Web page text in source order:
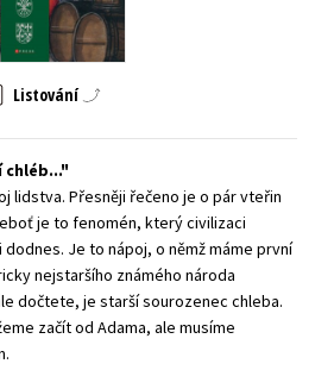
literatura
tituly
Listování
chléb...
lidstva. Přesněji řečeno je o pár vteřin
je to fenomén, který civilizaci
Je to nápoj, o němž máme první
nejstaršího známého národa
dočtete, je starší sourozenec chleba.
začít od Adama, ale musíme